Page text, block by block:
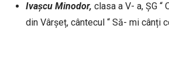
Ivașcu Minodor, clasa a V- a, ȘG “
din Vârșeț, cântecul “ Să- mi cânți